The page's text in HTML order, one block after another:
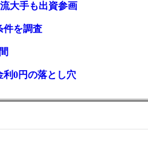
大手も出資参画
件を調査
利0円の落とし穴